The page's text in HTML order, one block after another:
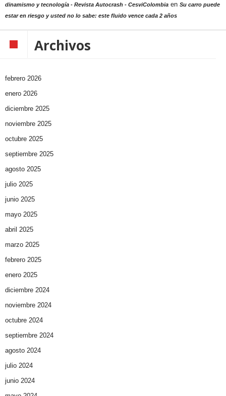
dinamismo y tecnología - Revista Autocrash - CesviColombia en Su carro puede
estar en riesgo y usted no lo sabe: este fluido vence cada 2 años
Archivos
febrero 2026
enero 2026
diciembre 2025
noviembre 2025
octubre 2025
septiembre 2025
agosto 2025
julio 2025
junio 2025
mayo 2025
abril 2025
marzo 2025
febrero 2025
enero 2025
diciembre 2024
noviembre 2024
octubre 2024
septiembre 2024
agosto 2024
julio 2024
junio 2024